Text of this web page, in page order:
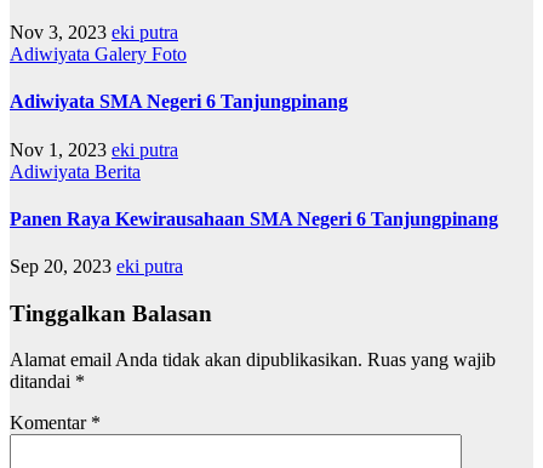
Nov 3, 2023 eki putra
Adiwiyata Galery Foto
Adiwiyata SMA Negeri 6 Tanjungpinang
Nov 1, 2023 eki putra
Adiwiyata Berita
Panen Raya Kewirausahaan SMA Negeri 6 Tanjungpinang
Sep 20, 2023 eki putra
Tinggalkan Balasan
Alamat email Anda tidak akan dipublikasikan. Ruas yang wajib
ditandai *
Komentar *